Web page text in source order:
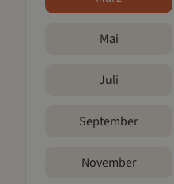
Mai
Juli
September
November